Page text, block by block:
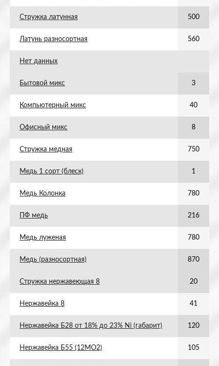
Стружка латунная 500
Латунь разносортная 560
Нет данных
Бытовой микс 3
Компьютерный микс 40
Офисный микс 8
Стружка медная 750
Медь 1 сорт (блеск) 1
Медь Колонка 780
ПФ медь 216
Медь луженая 780
Медь (разносортная) 870
Стружка нержавеющая 8 20
Нержавейка 8 41
Нержавейка Б28 от 18% до 23% Ni (габарит) 120
Нержавейка Б55 (12МО2) 105